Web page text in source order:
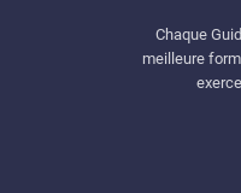
Chaque
meilleure